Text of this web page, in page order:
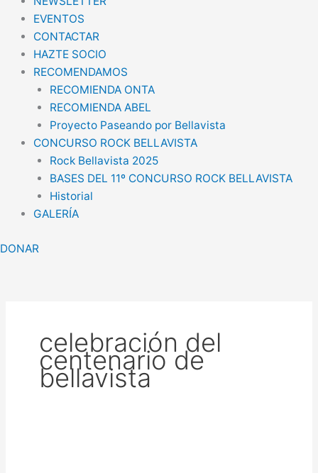
EVENTOS
CONTACTAR
HAZTE SOCIO
RECOMENDAMOS
RECOMIENDA ONTA
RECOMIENDA ABEL
Proyecto Paseando por Bellavista
CONCURSO ROCK BELLAVISTA
Rock Bellavista 2025
BASES DEL 11º CONCURSO ROCK BELLAVISTA
Historial
GALERÍA
DONAR
celebración del
centenario de
bellavista